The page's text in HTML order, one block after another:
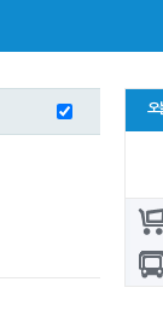
오